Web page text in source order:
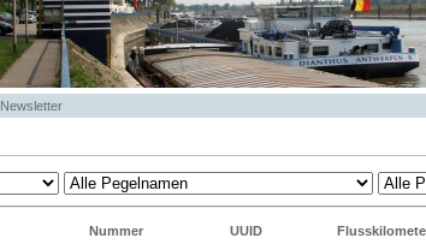
Newsletter
Nummer UUID